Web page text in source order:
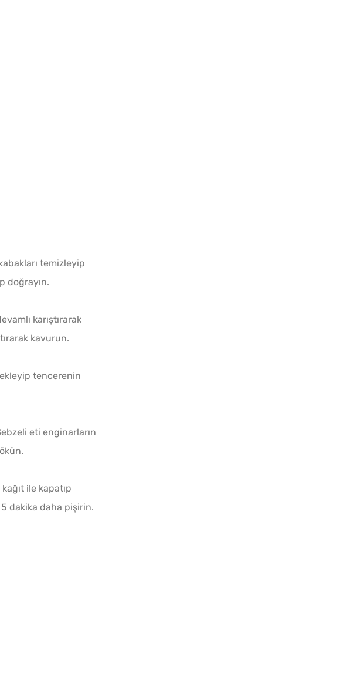
temizleyip
doğrayın.
karıştırarak
kavurun.
ekleyip tencerenin
eti enginarların
ile kapatıp
5 dakika daha pişirin.